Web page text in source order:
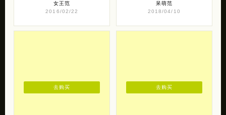
女王范
2016/02/22
呆萌范
2018/04/10
去购买 去购买